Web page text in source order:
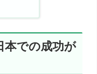
本での成功が